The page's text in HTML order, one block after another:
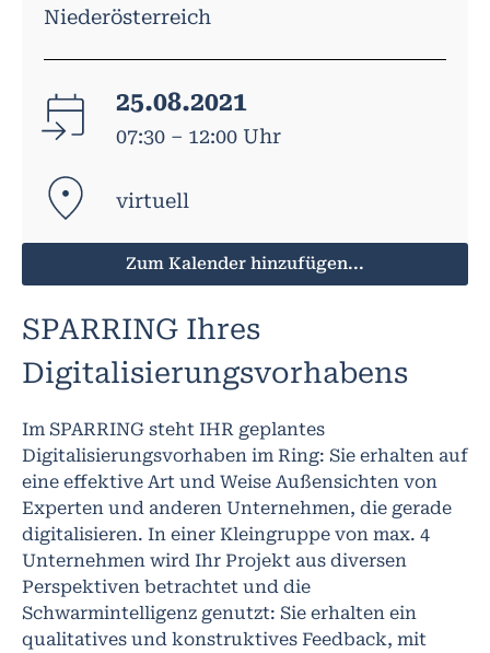
Niederösterreich
25.08.2021
07:30 – 12:00 Uhr
virtuell
Zum Kalender hinzufügen...
SPARRING Ihres
Digitalisierungsvorhabens
Im SPARRING steht IHR geplantes
Digitalisierungsvorhaben im Ring: Sie erhalten auf
eine effektive Art und Weise Außensichten von
Experten und anderen Unternehmen, die gerade
digitalisieren. In einer Kleingruppe von max. 4
Unternehmen wird Ihr Projekt aus diversen
Perspektiven betrachtet und die
Schwarmintelligenz genutzt: Sie erhalten ein
qualitatives und konstruktives Feedback, mit